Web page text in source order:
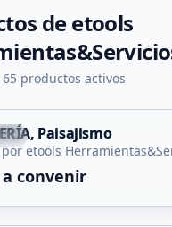
deetools
productos activos
Paisajismo
etools
a convenir